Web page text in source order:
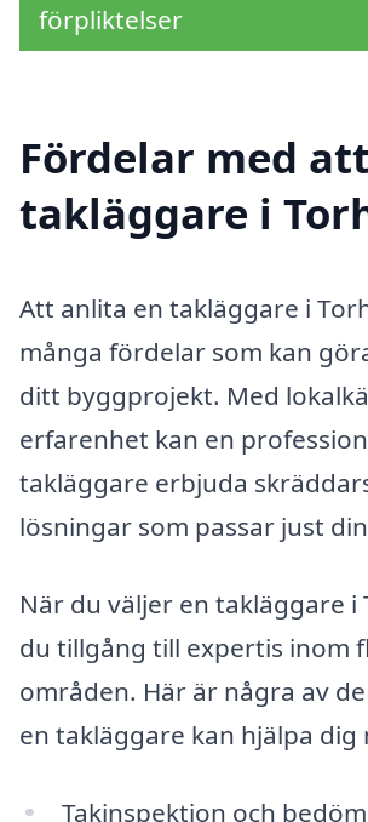
förpliktelser
Fördelar med
takläggare i
Att anlita en takläggare i
många fördelar som kan
ditt byggprojekt. Med
erfarenhet kan en
takläggare erbjuda
lösningar som passar just
När du väljer en takläggare i
du tillgång till expertis inom
områden. Här är några av
en takläggare kan hjälpa dig
Takinspektion och